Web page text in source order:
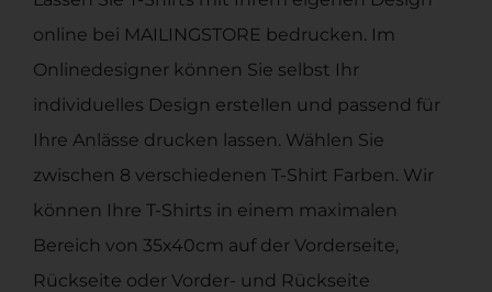
online bei MAILINGSTORE bedrucken. Im
Onlinedesigner können Sie selbst Ihr
individuelles Design erstellen und passend für
Ihre Anlässe drucken lassen. Wählen Sie
zwischen 8 verschiedenen T-Shirt Farben. Wir
können Ihre T-Shirts in einem maximalen
Bereich von 35x40cm auf der Vorderseite,
Rückseite oder Vorder- und Rückseite